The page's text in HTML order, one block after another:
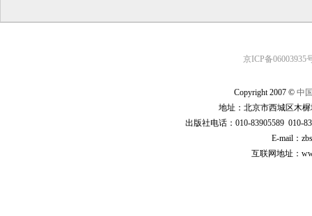
京ICP备06003935
Copyright 2007 © 中
地址：北京市西城区木
出版社电话：010-83905589 010-
E-mail：
互联网地址：